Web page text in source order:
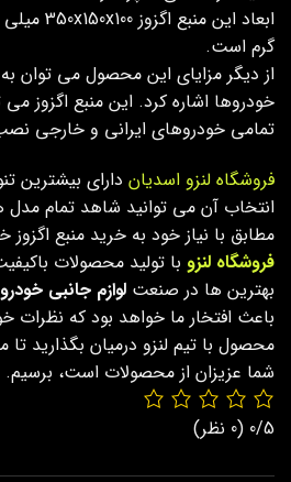
گرم است.
از دیگر مزایای این محصول می توان به
خودروها اشاره کرد. این منبع اگزوز
تمامی خودروهای ایرانی و خارجی
فروشگاه لنزو اسدیان دارای بیشترین
انتخاب آن می توانید شاهد تمام
مطابق با نیاز خود به خرید منبع اگزوز
فروشگاه لنزو با تولید محصولات
بهترین ها در صنعت لوازم جانبی خودرو
باعث افتخار ما خواهد بود که نظرات
محصول با تیم لنزو درمیان بگذارید
شما عزیزان از محصولات است، برسیم.
0/5 (0 نظر)